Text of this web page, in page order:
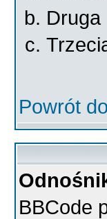
Druga
Powrót
BBCode